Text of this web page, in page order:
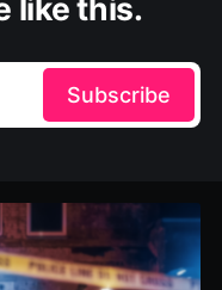
like this.
Subscribe